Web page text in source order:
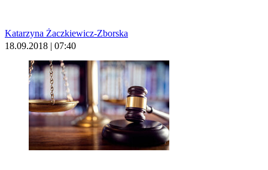
Katarzyna Żaczkiewicz-Zborska
18.09.2018 | 07:40